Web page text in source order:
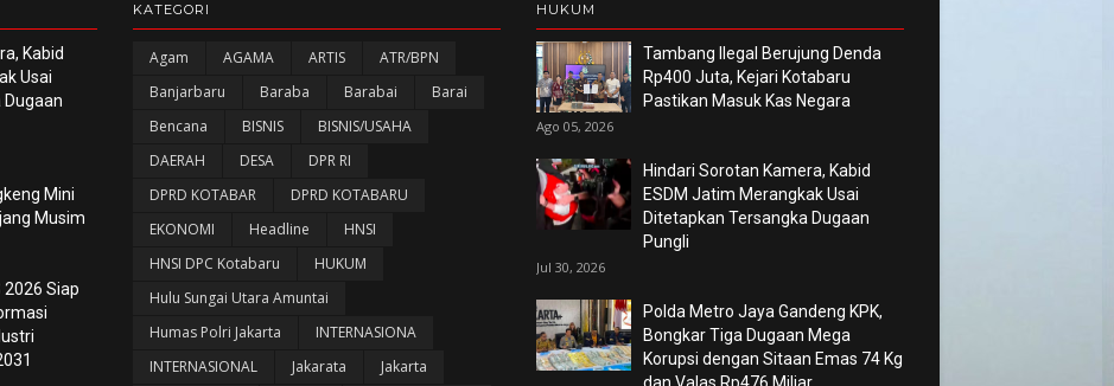
Kabid
Usai
Dugaan
Mini
Musim
2026 Siap
KATEGORI
Agam AGAMA ARTIS
ATR/BPN
Banjarbaru
Baraba Barabai
Barai
Bencana
BISNIS
BISNIS/USAHA
DAERAH
DESA
DPR RI
DPRD KOTABAR
DPRD KOTABARU
EKONOMI
Headline
HNSI
HNSI DPC Kotabaru
HUKUM
Hulu Sungai Utara Amuntai
Humas Polri Jakarta
INTERNASIONA
INTERNASIONAL
Jakarata Jakarta
HUKUM
Tambang Ilegal Berujung Denda
Rp400 Juta, Kejari Kotabaru
Pastikan Masuk Kas Negara
Ago 05, 2026
Hindari Sorotan Kamera, Kabid
ESDM Jatim Merangkak Usai
Ditetapkan Tersangka Dugaan
Pungli
Jul 30, 2026
Polda Metro Jaya Gandeng KPK,
Bongkar Tiga Dugaan Mega
Korupsi dengan Sitaan Emas 74 Kg